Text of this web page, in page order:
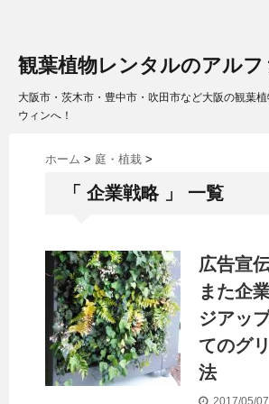
観葉植物レンタルのアルフ
大阪市・茨木市・豊中市・吹田市など大阪の観葉植
ウィンへ！
ホーム > 庭・植栽 >
「 企業戦略 」 一覧
広告宣
また企
ジアッ
てのグ
法
2017/05/07